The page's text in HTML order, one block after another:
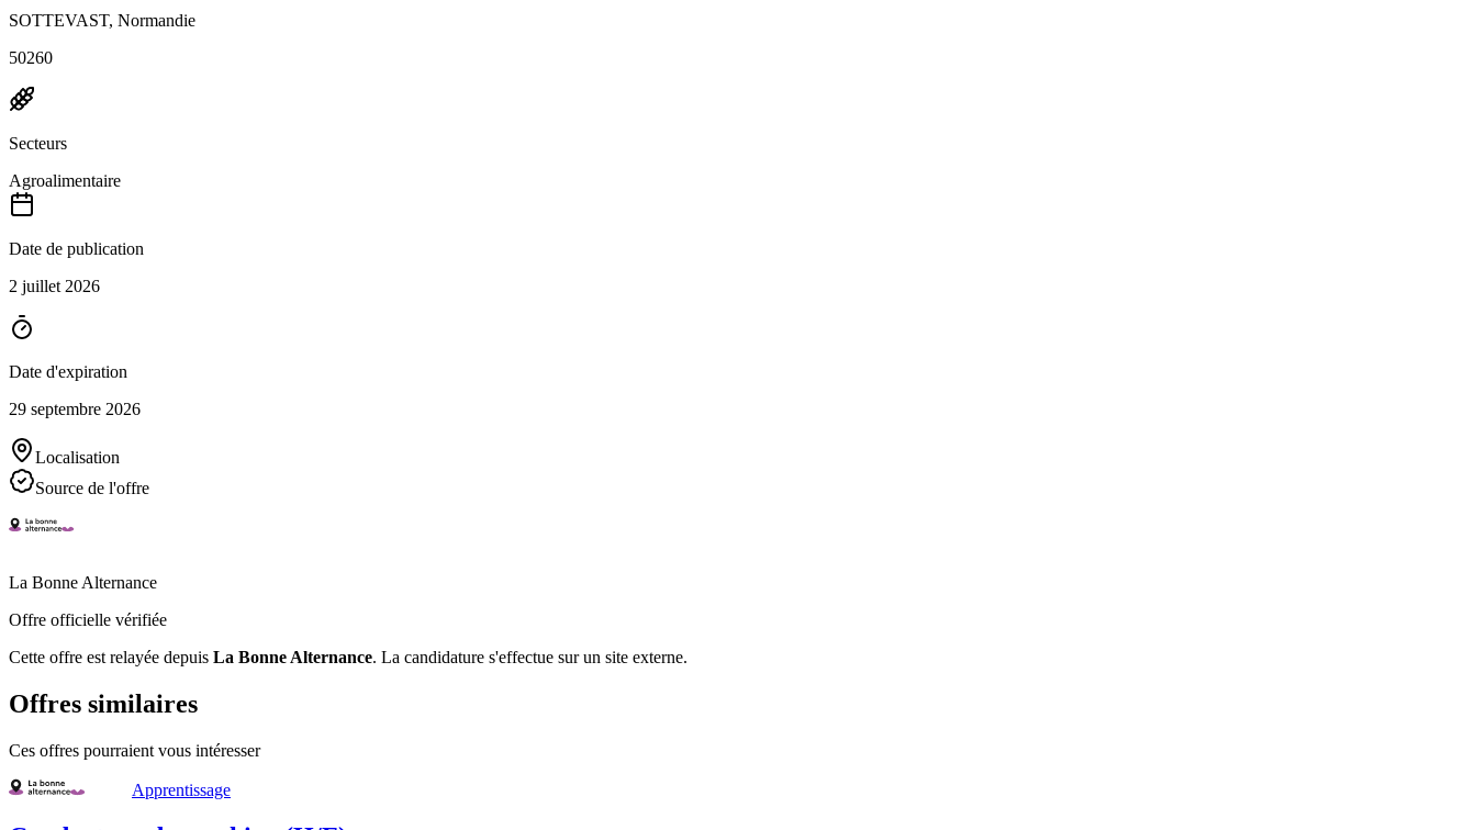
SOTTEVAST, Normandie
50260
Secteurs
Agroalimentaire
Date de publication
2 juillet 2026
Date d'expiration
29 septembre 2026
Localisation
Source de l'offre
La Bonne Alternance
Offre officielle vérifiée
Cette offre est relayée depuis La Bonne Alternance. La candidature s'effectue sur un site externe.
Offres similaires
Ces offres pourraient vous intéresser
Apprentissage